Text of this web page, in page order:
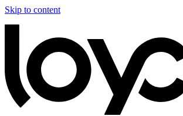
Skip to content